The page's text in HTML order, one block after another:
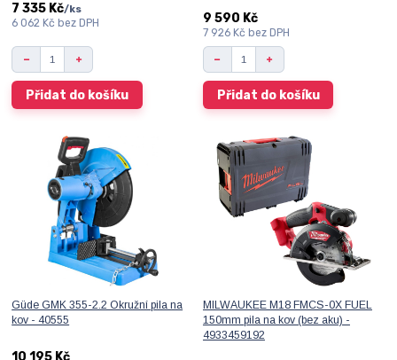
7 335 Kč/ks
6 062 Kč bez DPH
Přidat do košíku
9 590 Kč
7 926 Kč bez DPH
Přidat do košíku
Güde GMK 355-2.2 Okružní pila na
kov - 40555
10 195 Kč
MILWAUKEE M18 FMCS-0X FUEL
150mm pila na kov (bez aku) -
4933459192